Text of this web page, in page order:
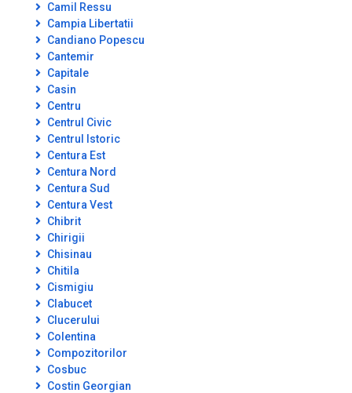
Camil Ressu
Campia Libertatii
Candiano Popescu
Cantemir
Capitale
Casin
Centru
Centrul Civic
Centrul Istoric
Centura Est
Centura Nord
Centura Sud
Centura Vest
Chibrit
Chirigii
Chisinau
Chitila
Cismigiu
Clabucet
Clucerului
Colentina
Compozitorilor
Cosbuc
Costin Georgian